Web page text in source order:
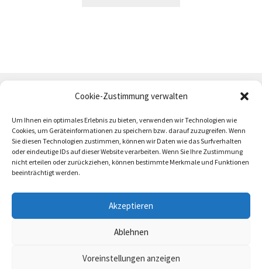
Cookie-Zustimmung verwalten
Um Ihnen ein optimales Erlebnis zu bieten, verwenden wir Technologien wie
Cookies, um Geräteinformationen zu speichern bzw. darauf zuzugreifen. Wenn
Sie diesen Technologien zustimmen, können wir Daten wie das Surfverhalten
oder eindeutige IDs auf dieser Website verarbeiten. Wenn Sie Ihre Zustimmung
nicht erteilen oder zurückziehen, können bestimmte Merkmale und Funktionen
beeinträchtigt werden.
Akzeptieren
Ablehnen
Voreinstellungen anzeigen
AGB Zahlung und Versand Impressum